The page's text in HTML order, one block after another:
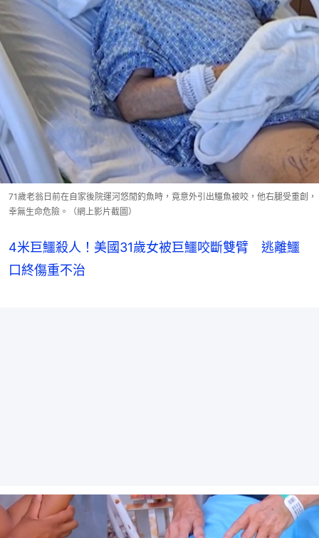
71歲老翁日前在自家後院運河悠閒釣魚時，竟意外引出鱷魚被咬，他右腿受重創，
幸無生命危險。（網上影片截圖）
4米巨鱷殺人！美國31歲女被巨鱷咬斷雙臂 逃離鱷
口終傷重不治